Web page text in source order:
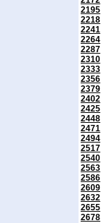
2195
2218
2241
2264
2287
2310
2333
2356
2379
2402
2425
2448
2471
2494
2517
2540
2563
2586
2609
2632
2655
2678